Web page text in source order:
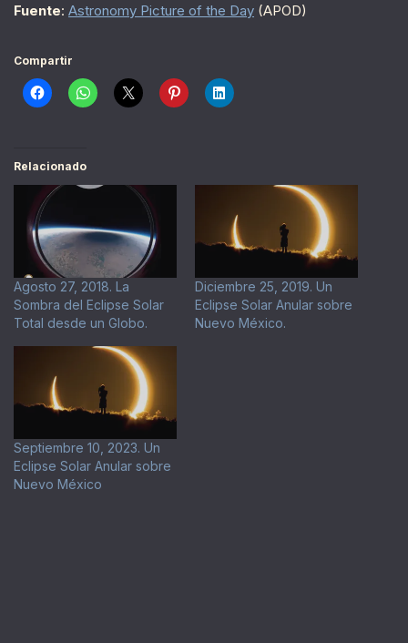
Fuente: Astronomy Picture of the Day (APOD)
Compartir
Relacionado
Agosto 27, 2018. La
Sombra del Eclipse Solar
Total desde un Globo.
Diciembre 25, 2019. Un
Eclipse Solar Anular sobre
Nuevo México.
Septiembre 10, 2023. Un
Eclipse Solar Anular sobre
Nuevo México